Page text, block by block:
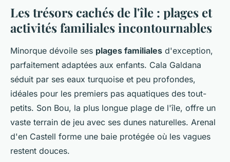
Les trésors cachés de l'île : plages et
activités familiales incontournables
Minorque dévoile ses plages familiales d'exception,
parfaitement adaptées aux enfants. Cala Galdana
séduit par ses eaux turquoise et peu profondes,
idéales pour les premiers pas aquatiques des tout-
petits. Son Bou, la plus longue plage de l'île, offre un
vaste terrain de jeu avec ses dunes naturelles. Arenal
d'en Castell forme une baie protégée où les vagues
restent douces.